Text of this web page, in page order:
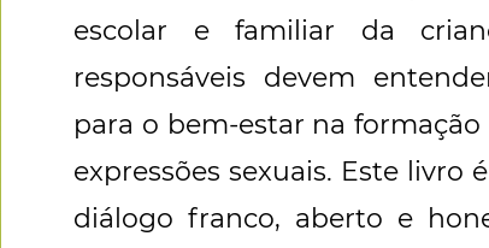
escolar e familiar da
responsáveis devem
para o bem-estar na
expressões sexuais. Este
diálogo franco, aberto e